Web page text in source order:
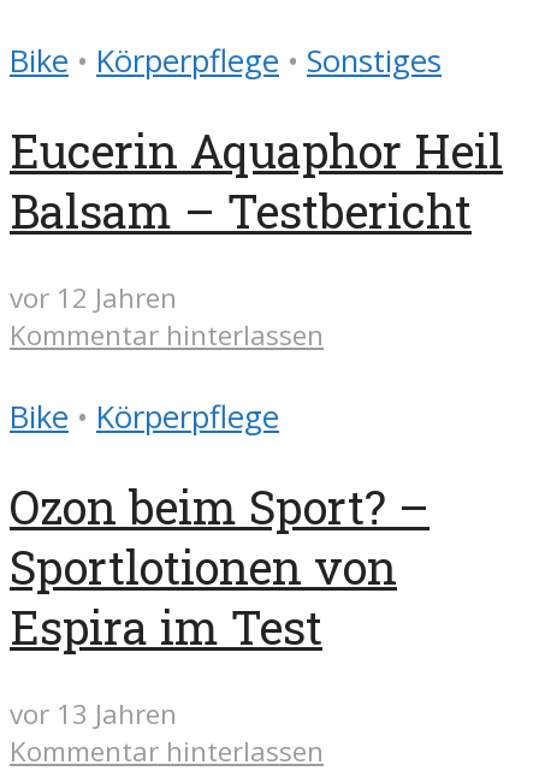
Bike • Körperpflege • Sonstiges
Eucerin Aquaphor Heil
Balsam – Testbericht
vor 12 Jahren
Kommentar hinterlassen
Bike • Körperpflege
Ozon beim Sport? –
Sportlotionen von
Espira im Test
vor 13 Jahren
Kommentar hinterlassen